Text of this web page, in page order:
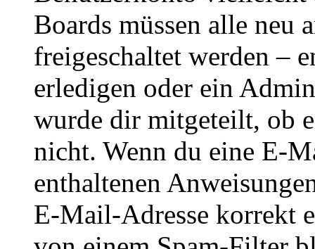
Boards müssen alle neu
freigeschaltet werden –
erledigen oder ein
wurde dir mitgeteilt, ob
nicht. Wenn du eine E-
enthaltenen
E-Mail-Adresse korrekt